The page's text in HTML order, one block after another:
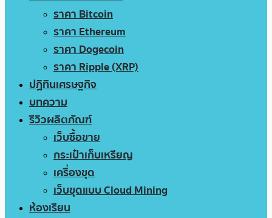
ราคา Bitcoin
ราคา Ethereum
ราคา Dogecoin
ราคา Ripple (XRP)
ปฏิทินเศรษฐกิจ
บทความ
รีวิวผลิตภัณฑ์
เว็บซื้อขาย
กระเป๋าเก็บเหรียญ
เครื่องขุด
เว็บขุดแบบ Cloud Mining
ห้องเรียน